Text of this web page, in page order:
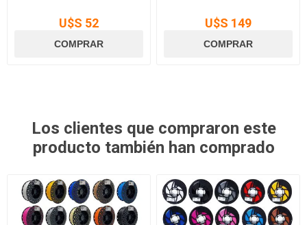
U$S 52 U$S 149
Los clientes que compraron este
producto también han comprado